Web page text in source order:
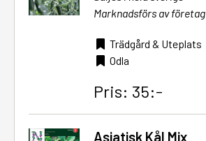
Marknadsförs av företag
Trädgård & Uteplats
Odla
Pris: 35:-
Asiatisk Kål Mix